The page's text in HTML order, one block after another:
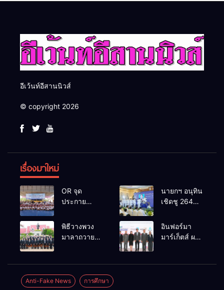
อีเว้นท์อีสานนิวส์
© copyright 2026
เรื่องมาใหม่
OR จุด
ประกาย
เยาวชน ผ่าน
นายกฯ อนุทิน
เชิดชู 264
บ้านยอดเยี่ยม
มอบแหนบ
เกียรติยศแห่ง
พิธีวางพวง
มาลาถวาย
2569 และ
อินฟอร์มา
มาร์เก็ตส์ ผนึก
Anti-Fake News การศึกษา